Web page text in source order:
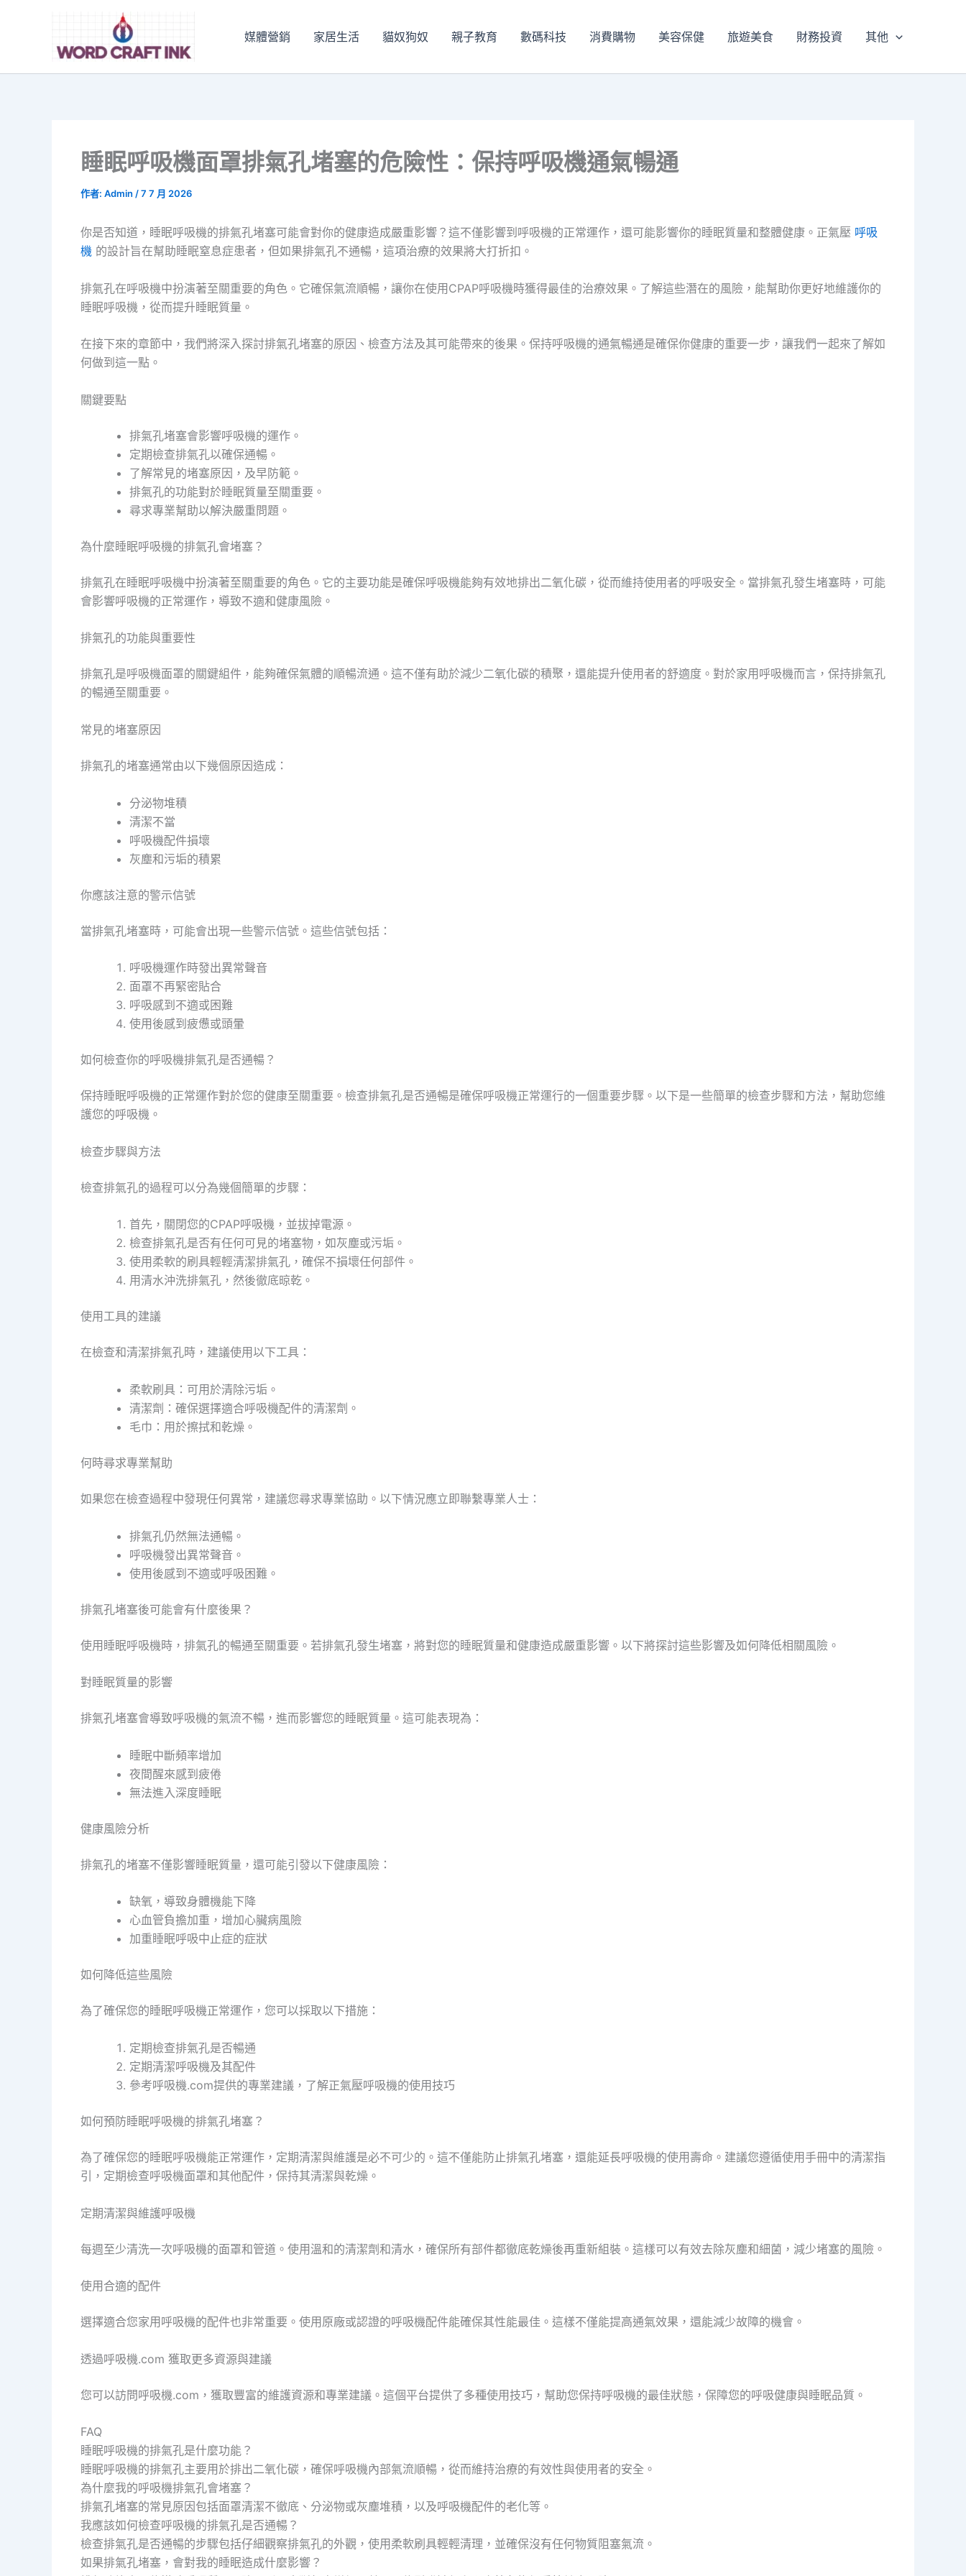
媒體營銷 家居生活 貓奴狗奴 親子教育 數碼科技 消費購物 美容保健 旅遊美食 財務投資 其他
睡眠呼吸機面罩排氣孔堵塞的危險性：保持呼吸機通氣暢通
作者: Admin /7 7 月 2026
你是否知道，睡眠呼吸機的排氣孔堵塞可能會對你的健康造成嚴重影響？這不僅影響到呼吸機的正常運作，還可能影響你的睡眠質量和整體健康。正氣壓 呼吸
機 的設計旨在幫助睡眠窒息症患者，但如果排氣孔不通暢，這項治療的效果將大打折扣。
排氣孔在呼吸機中扮演著至關重要的角色。它確保氣流順暢，讓你在使用CPAP呼吸機時獲得最佳的治療效果。了解這些潛在的風險，能幫助你更好地維護你的
睡眠呼吸機，從而提升睡眠質量。
在接下來的章節中，我們將深入探討排氣孔堵塞的原因、檢查方法及其可能帶來的後果。保持呼吸機的通氣暢通是確保你健康的重要一步，讓我們一起來了解如
何做到這一點。
關鍵要點
排氣孔堵塞會影響呼吸機的運作。
定期檢查排氣孔以確保通暢。
了解常見的堵塞原因，及早防範。
排氣孔的功能對於睡眠質量至關重要。
尋求專業幫助以解決嚴重問題。
為什麼睡眠呼吸機的排氣孔會堵塞？
排氣孔在睡眠呼吸機中扮演著至關重要的角色。它的主要功能是確保呼吸機能夠有效地排出二氧化碳，從而維持使用者的呼吸安全。當排氣孔發生堵塞時，可能
會影響呼吸機的正常運作，導致不適和健康風險。
排氣孔的功能與重要性
排氣孔是呼吸機面罩的關鍵組件，能夠確保氣體的順暢流通。這不僅有助於減少二氧化碳的積聚，還能提升使用者的舒適度。對於家用呼吸機而言，保持排氣孔
的暢通至關重要。
常見的堵塞原因
排氣孔的堵塞通常由以下幾個原因造成：
分泌物堆積
清潔不當
呼吸機配件損壞
灰塵和污垢的積累
你應該注意的警示信號
當排氣孔堵塞時，可能會出現一些警示信號。這些信號包括：
呼吸機運作時發出異常聲音
面罩不再緊密貼合
呼吸感到不適或困難
使用後感到疲憊或頭暈
如何檢查你的呼吸機排氣孔是否通暢？
保持睡眠呼吸機的正常運作對於您的健康至關重要。檢查排氣孔是否通暢是確保呼吸機正常運行的一個重要步驟。以下是一些簡單的檢查步驟和方法，幫助您維
護您的呼吸機。
檢查步驟與方法
檢查排氣孔的過程可以分為幾個簡單的步驟：
首先，關閉您的CPAP呼吸機，並拔掉電源。
檢查排氣孔是否有任何可見的堵塞物，如灰塵或污垢。
使用柔軟的刷具輕輕清潔排氣孔，確保不損壞任何部件。
用清水沖洗排氣孔，然後徹底晾乾。
使用工具的建議
在檢查和清潔排氣孔時，建議使用以下工具：
柔軟刷具：可用於清除污垢。
清潔劑：確保選擇適合呼吸機配件的清潔劑。
毛巾：用於擦拭和乾燥。
何時尋求專業幫助
如果您在檢查過程中發現任何異常，建議您尋求專業協助。以下情況應立即聯繫專業人士：
排氣孔仍然無法通暢。
呼吸機發出異常聲音。
使用後感到不適或呼吸困難。
排氣孔堵塞後可能會有什麼後果？
使用睡眠呼吸機時，排氣孔的暢通至關重要。若排氣孔發生堵塞，將對您的睡眠質量和健康造成嚴重影響。以下將探討這些影響及如何降低相關風險。
對睡眠質量的影響
排氣孔堵塞會導致呼吸機的氣流不暢，進而影響您的睡眠質量。這可能表現為：
睡眠中斷頻率增加
夜間醒來感到疲倦
無法進入深度睡眠
健康風險分析
排氣孔的堵塞不僅影響睡眠質量，還可能引發以下健康風險：
缺氧，導致身體機能下降
心血管負擔加重，增加心臟病風險
加重睡眠呼吸中止症的症狀
如何降低這些風險
為了確保您的睡眠呼吸機正常運作，您可以採取以下措施：
定期檢查排氣孔是否暢通
定期清潔呼吸機及其配件
參考呼吸機.com提供的專業建議，了解正氣壓呼吸機的使用技巧
如何預防睡眠呼吸機的排氣孔堵塞？
為了確保您的睡眠呼吸機能正常運作，定期清潔與維護是必不可少的。這不僅能防止排氣孔堵塞，還能延長呼吸機的使用壽命。建議您遵循使用手冊中的清潔指
引，定期檢查呼吸機面罩和其他配件，保持其清潔與乾燥。
定期清潔與維護呼吸機
每週至少清洗一次呼吸機的面罩和管道。使用溫和的清潔劑和清水，確保所有部件都徹底乾燥後再重新組裝。這樣可以有效去除灰塵和細菌，減少堵塞的風險。
使用合適的配件
選擇適合您家用呼吸機的配件也非常重要。使用原廠或認證的呼吸機配件能確保其性能最佳。這樣不僅能提高通氣效果，還能減少故障的機會。
透過呼吸機.com 獲取更多資源與建議
您可以訪問呼吸機.com，獲取豐富的維護資源和專業建議。這個平台提供了多種使用技巧，幫助您保持呼吸機的最佳狀態，保障您的呼吸健康與睡眠品質。
FAQ
睡眠呼吸機的排氣孔是什麼功能？
睡眠呼吸機的排氣孔主要用於排出二氧化碳，確保呼吸機內部氣流順暢，從而維持治療的有效性與使用者的安全。
為什麼我的呼吸機排氣孔會堵塞？
排氣孔堵塞的常見原因包括面罩清潔不徹底、分泌物或灰塵堆積，以及呼吸機配件的老化等。
我應該如何檢查呼吸機的排氣孔是否通暢？
檢查排氣孔是否通暢的步驟包括仔細觀察排氣孔的外觀，使用柔軟刷具輕輕清理，並確保沒有任何物質阻塞氣流。
如果排氣孔堵塞，會對我的睡眠造成什麼影響？